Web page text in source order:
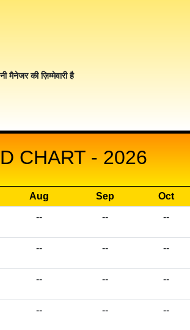
मैनेजर की ज़िम्मेवारी है
CHART - 2026
Aug Sep Oct
-- -- --
-- -- --
-- -- --
-- -- --